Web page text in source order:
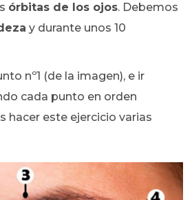
órbitas de los ojos. Debemos
y durante unos 10
nº1 (de la imagen), e ir
cada punto en orden
hacer este ejercicio varias